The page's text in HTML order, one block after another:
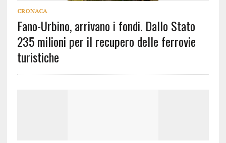
CRONACA
Fano-Urbino, arrivano i fondi. Dallo Stato
235 milioni per il recupero delle ferrovie
turistiche